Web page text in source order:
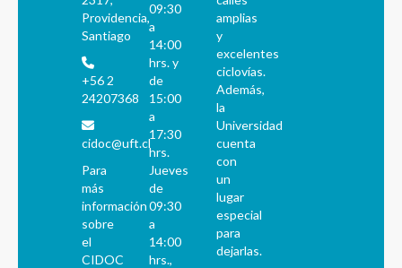
Providencia,
Santiago
+56 2
24207368
cidoc@uft.cl
Para
más
información
sobre
el
CIDOC
09:30
a
14:00
hrs. y
de
15:00
a
17:30
hrs.
Jueves
de
09:30
a
14:00
hrs.,
amplias
y
excelentes
ciclovías.
Además,
la
Universidad
cuenta
con
un
lugar
especial
para
dejarlas.